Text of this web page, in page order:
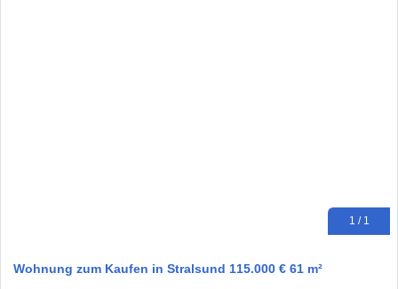
1 / 1
Wohnung zum Kaufen in Stralsund 115.000 € 61 m²